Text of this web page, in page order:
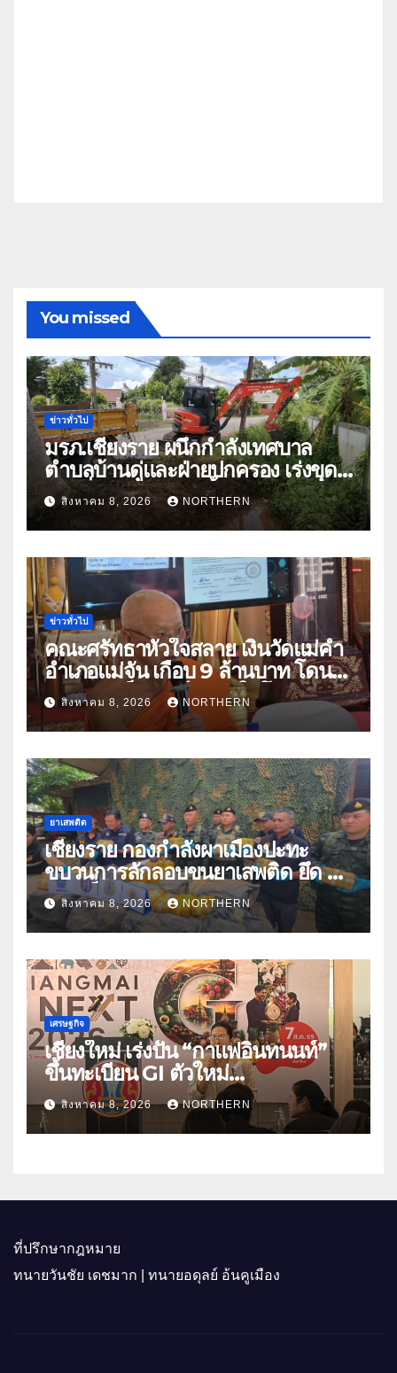
You missed
ข่าวทั่วไป
มรภ.เชียงราย ผนึกกำลังเทศบาล
ตำบลบ้านดู่และฝ่ายปกครอง เร่งขุด
ลอกสิ่งกีดขวางทางน้ำ ป้องกันและลด
ปัญหาน้ำท่วม
สิงหาคม 8, 2026 NORTHERN
ข่าวทั่วไป
คณะศรัทธาหัวใจสลาย เงินวัดแม่คำ
อำเภอแม่จัน เกือบ 9 ล้านบาท โดน
แก๊งคอลเซ็นเตอร์หลอกให้โอนข้าม
ปีกว่า 66 บัญชี
สิงหาคม 8, 2026 NORTHERN
ยาเสพติด
เชียงราย กองกำลังผาเมืองปะทะ
ขบวนการลักลอบขนยาเสพติด ยึด 2
ล้านเม็ด
สิงหาคม 8, 2026 NORTHERN
เศรษฐกิจ
เชียงใหม่ เร่งปั้น “กาแฟอินทนนท์”
ขึ้นทะเบียน GI ตัวใหม่
“CHIANGMAI GI NEXT 2026”
ติดอาวุธผู้ประกอบการ 100 ราย ดัน
สินค้าอัตลักษณ์สู่ตลาดพรีเมียม
สิงหาคม 8, 2026 NORTHERN
ที่ปรึกษากฎหมาย
ทนายวันชัย เดชมาก | ทนายอดุลย์ อ้นคูเมือง